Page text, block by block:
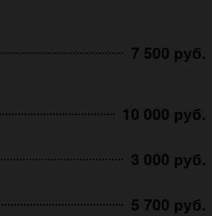
7 500 руб.
10 000 руб.
3 000 руб.
5 700 руб.